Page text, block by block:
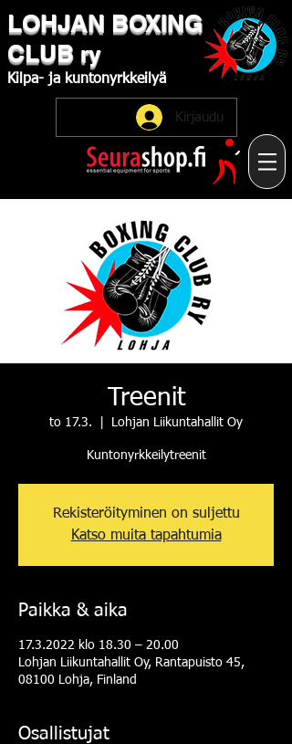
LOHJAN ​BOXING
CLUB ry
Kilpa- ja kuntonyrkkeilyä
Kirjaudu
Treenit
to 17.3. Lohjan Liikuntahallit Oy
Kuntonyrkkeilytreenit
Rekisteröityminen on suljettu
Katso muita tapahtumia
Paikka & aika
17.3.2022 klo 18.30 – 20.00
Lohjan Liikuntahallit Oy, Rantapuisto 45,
08100 Lohja, Finland
Osallistujat